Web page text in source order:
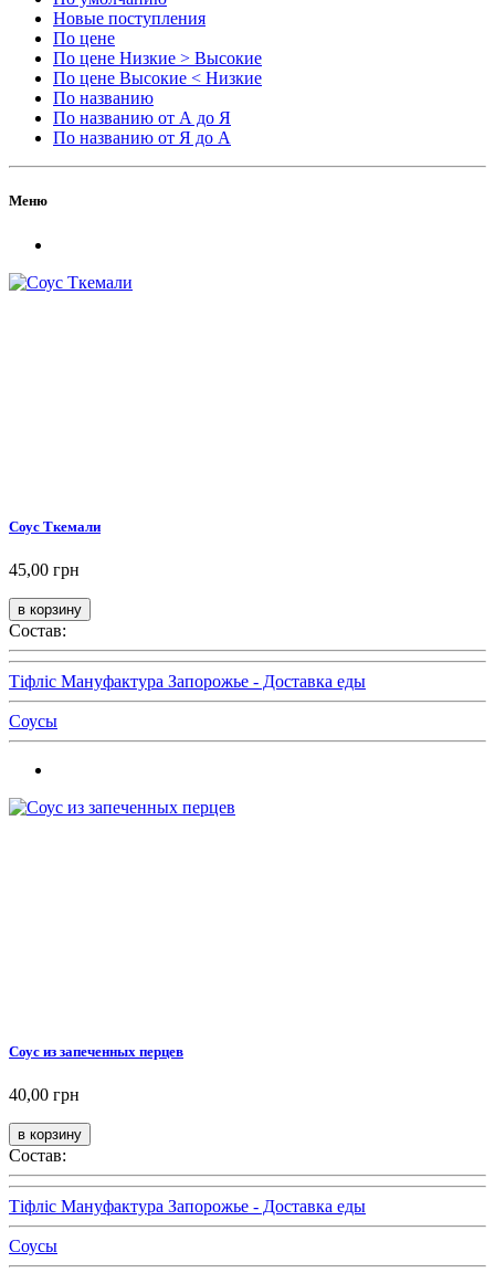
Новые поступления
По цене
По цене Низкие > Высокие
По цене Высокие < Низкие
По названию
По названию от А до Я
По названию от Я до А
Меню
Соус Ткемали
45,00 грн
Состав:
Тіфліс Мануфактура Запорожье - Доставка еды
Соусы
Соус из запеченных перцев
40,00 грн
Состав:
Тіфліс Мануфактура Запорожье - Доставка еды
Соусы